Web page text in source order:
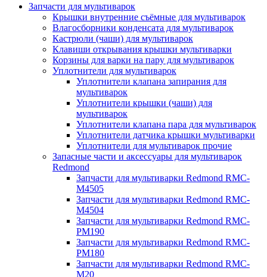
Запчасти для мультиварок
Крышки внутренние съёмные для мультиварок
Влагосборники конденсата для мультиварок
Кастрюли (чаши) для мультиварок
Клавиши открывания крышки мультиварки
Корзины для варки на пару для мультиварок
Уплотнители для мультиварок
Уплотнители клапана запирания для
мультиварок
Уплотнители крышки (чаши) для
мультиварок
Уплотнители клапана пара для мультиварок
Уплотнители датчика крышки мультиварки
Уплотнители для мультиварок прочие
Запасные части и аксессуары для мультиварок
Redmond
Запчасти для мультиварки Redmond RMC-
M4505
Запчасти для мультиварки Redmond RMC-
M4504
Запчасти для мультиварки Redmond RMC-
PM190
Запчасти для мультиварки Redmond RMC-
PM180
Запчасти для мультиварки Redmond RMC-
M20